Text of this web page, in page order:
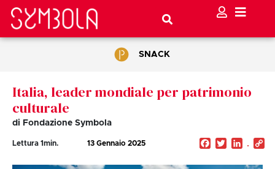
SNACK
Italia, leader mondiale per patrimonio
culturale
di Fondazione Symbola
Lettura 1min. 13 Gennaio 2025 Facebook
Twitter